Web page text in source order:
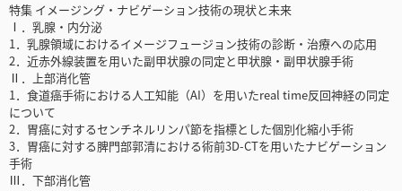
特集 イメージング・ナビゲーション技術の現状と未来
Ⅰ．乳腺・内分泌
1．乳腺領域におけるイメージフュージョン技術の診断・治療への応用
2．近赤外線装置を用いた副甲状腺の同定と甲状腺・副甲状腺手術
Ⅱ．上部消化管
1．食道癌手術における人工知能（AI）を用いたreal time反回神経の同定
について
2．胃癌に対するセンチネルリンパ節を指標とした個別化縮小手術
3．胃癌に対する脾門部郭清における術前3D-CTを用いたナビゲーション
手術
Ⅲ．下部消化管